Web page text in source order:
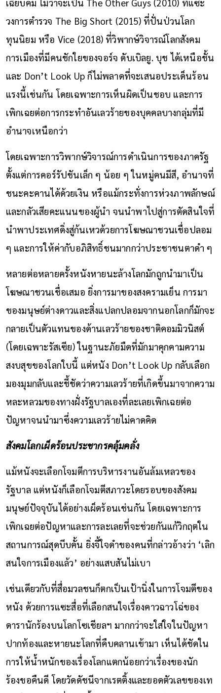
วงการตำรวจ The Big Short (2015) ที่ปั่นป่วนโลก
ทุนนิยม หรือ Vice (2018) ที่วิพากษ์วิจารณ์โลกสังคม
การเมืองที่มีคนชักใยของจอร์จ ดับเบิลยู. บุช ได้เหนือชั้น
และ Don’t Look Up ก็ไม่พลาดที่จะเสนอประเด็นร้อน
แรงนี้เช่นกัน โดยเฉพาะการเห็นผิดเป็นชอบ และการ
เพิกเฉยต่อการกระทำอันเลวร้ายของบุคคลบางกลุ่มที่มี
อำนาจเหนือกว่า
โดยเฉพาะการวิพากษ์วิจารณ์การดำเนินการของภาครัฐ
ตั้งแต่การคอร์รัปชันเล็ก ๆ น้อย ๆ ในหมู่คนมีสี, อำนาจที่
ชนะคะคานได้ด้วยเงิน หรือแม้กระทั่งการห่วงภาพลักษณ์
และกลัวเสียคะแนนของผู้นำ จนนำพาไปสู่การตัดสินใจที่
นำพาประเทศดิ่งสู่ก้นเหวด้วยการโฆษณาชวนเชื่อปลอม
ๆ และการให้ค่ากับอภิสิทธิ์ชนมากกว่าประชาชนตาดำ ๆ
หลายต่อหลายครั้งหนังหายนะล้างโลกมักถูกนำมาเป็น
โฆษณาชวนเชื่อเสมอ ยิ่งการมาของสงครามเย็น การมา
ของมนุษย์ต่างดาวและสิ่งแปลกปลอมจากนอกโลกก็มักจะ
กลายเป็นตัวแทนของด้านเลวร้ายของชาติคอมมิวนิสต์
(โดยเฉพาะรัสเซีย) ในฐานะภัยมืดที่มักมาคุกคามความ
สงบสุขของโลกใบนี้ แต่หนัง Don’t Look Up กลับเลือก
มองมุมกลับและชี้ชัดว่าความเลวร้ายที่เกิดขึ้นมาจากความ
หละหลวมของทางฝั่งรัฐบาลเองที่ละเลยเพิกเฉยต่อ
ปัญหาจนนำมาซึ่งความเลวร้ายไม่คาดคิด
สังคมโลกเผ็ดร้อนประชากรคลุ้มคลั่ง
แม้หนังจะเลือกโจมตีการบริหารงานอันล้มเหลวของ
รัฐบาล แต่หนังก็เลือกโจมตีสภาวะโดยรอบของสังคม
มนุษย์ปัจจุบันได้อย่างเผ็ดร้อนเช่นกัน โดยเฉพาะการ
เพิกเฉยต่อปัญหาและการละเลยที่จะช่วยกันแก้วิกฤตใน
สถานการณ์สุดบีบคั้น ยิ่งจี้ใจดำของคนที่กล่าวอ้างว่า ‘เลิก
สนใจการเมืองแล้ว’ อย่างแสบสันไม่เบา
เช่นเดียวกับที่สื่อมวลชนก็ตกเป็นเป้านิ่งในการโจมตีของ
หนัง ด้วยการแซะสื่อที่เลือกสนใจเรื่องคาวฉาวโฉ่ของ
ดารานักร้องบนโลกโซเชียลฯ มากกว่าจะใส่ใจในปัญหา
ปากท้องและหายนะโลกที่คืบคลานเข้ามา เห็นได้ชัดใน
การให้น้ำหนักของเรื่องโลกแตกน้อยกว่าเรื่องของนัก
ร้องขอคืนดี โดยวัดดัชนีจากเรตติ้งและยอดตัวเลขของเท